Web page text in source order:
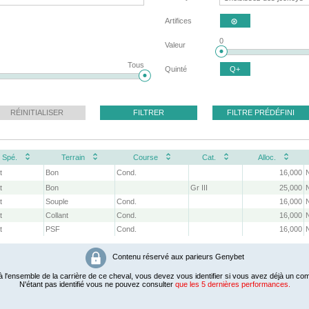
Tous
Artifices 
Valeur 0
Quinté Q+
RÉINITIALISER FILTRER FILTRE PRÉDÉFINI
Spé. Terrain Course Cat.
Alloc.
Bon Cond. 16,000
Bon Gr III 25,000
Souple Cond. 16,000
Collant Cond. 16,000
PSF Cond. 16,000
Contenu réservé aux parieurs Genybet
l'ensemble de la carrière de ce cheval, vous devez vous identifier si vous avez déjà un
N'étant pas identifié vous ne pouvez consulter que les 5 dernières performances.